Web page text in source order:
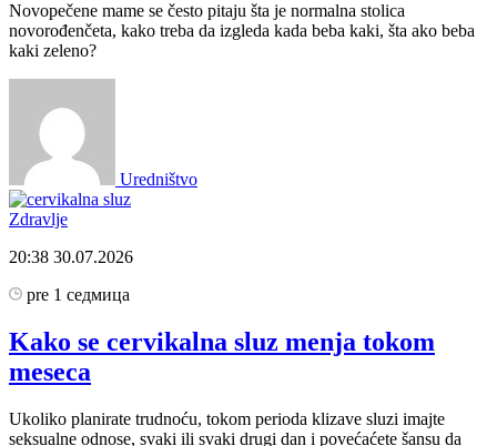
Novopečene mame se često pitaju šta je normalna stolica
novorođenčeta, kako treba da izgleda kada beba kaki, šta ako beba
kaki zeleno?
Uredništvo
Zdravlje
20:38 30.07.2026
pre 1 седмица
Kako se cervikalna sluz menja tokom
meseca
Ukoliko planirate trudnoću, tokom perioda klizave sluzi imajte
seksualne odnose, svaki ili svaki drugi dan i povećaćete šansu da